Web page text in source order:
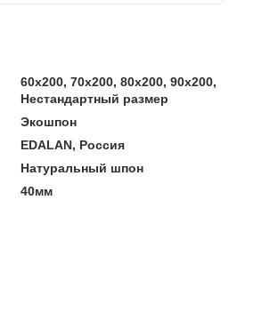
60x200, 70x200, 80x200, 90x200,
Нестандартный размер
Экошпон
EDALAN, Россия
Натуральный шпон
40мм